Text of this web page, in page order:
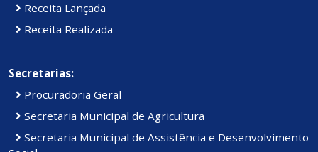
Receita Lançada
Receita Realizada
Secretarias:
Procuradoria Geral
Secretaria Municipal de Agricultura
Secretaria Municipal de Assistência e Desenvolvimento